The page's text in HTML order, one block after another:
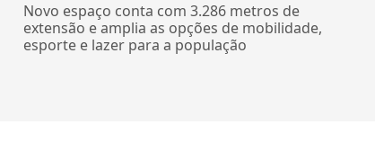
Novo espaço conta com 3.286 metros de
extensão e amplia as opções de mobilidade,
esporte e lazer para a população